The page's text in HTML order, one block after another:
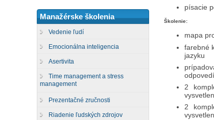
Manažérske školenia
Vedenie ľudí
Emocionálna inteligencia
Asertivita
Time management a stress
management
Prezentačné zručnosti
Riadenie ľudských zdrojov
písacie
Školenie:
mapa
farebné
jazyku
odpovedí
2
2